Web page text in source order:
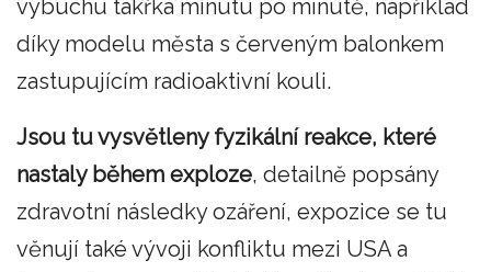
výbuchu takřka minutu po minutě, například
díky modelu města s červeným balonkem
zastupujícím radioaktivní kouli.
Jsou tu vysvětleny fyzikální reakce, které
nastaly během exploze, detailně popsány
zdravotní následky ozáření, expozice se tu
věnují také vývoji konfliktu mezi USA a